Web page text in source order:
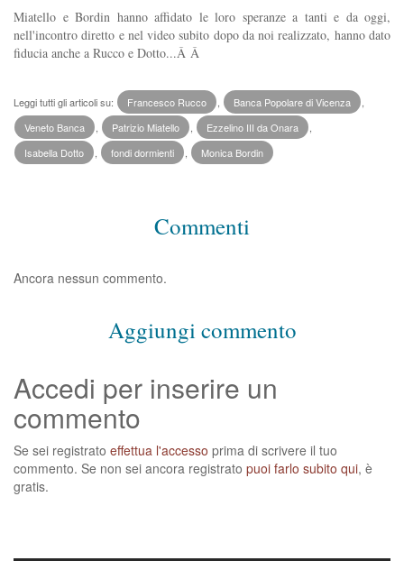
Miatello e Bordin hanno affidato le loro speranze a tanti e da oggi,
nell'incontro diretto e nel video subito dopo da noi realizzato, hanno dato
fiducia anche a Rucco e Dotto...Â Â
Leggi tutti gli articoli su: Francesco Rucco Banca Popolare di Vicenza
Veneto Banca
Patrizio Miatello Ezzelino III da Onara
Isabella Dotto
fondi dormienti Monica Bordin
Commenti
Ancora nessun commento.
Aggiungi commento
Accedi per inserire un
commento
Se sei registrato effettua l'accesso prima di scrivere il tuo
commento. Se non sei ancora registrato puoi farlo subito qui, è
gratis.